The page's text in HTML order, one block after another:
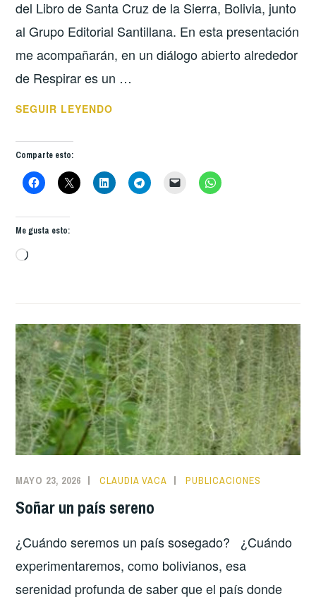
del Libro de Santa Cruz de la Sierra, Bolivia, junto
al Grupo Editorial Santillana. En esta presentación
me acompañarán, en un diálogo abierto alrededor
de Respirar es un …
SEGUIR LEYENDO
MI
Comparte esto:
Me gusta esto:
Cargando...
MAYO 23, 2026 CLAUDIA VACA PUBLICACIONES
Soñar un país sereno
¿Cuándo seremos un país sosegado? ¿Cuándo
experimentaremos, como bolivianos, esa
serenidad profunda de saber que el país donde